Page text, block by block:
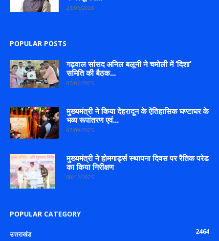
23/06/2026
POPULAR POSTS
गढ़वाल सांसद अनिल बलूनी ने चमोली में ‘दिशा’
समिति की बैठक...
05/06/2025
मुख्यमंत्री ने किया देहरादून के ऐतिहासिक घण्टाघर के
भव्य रूपांतरण एवं...
07/09/2025
मुख्यमंत्री ने होमगार्ड्स स्थापना दिवस पर रैतिक परेड
का किया निरीक्षण
08/12/2025
POPULAR CATEGORY
उत्तराखंड
2464